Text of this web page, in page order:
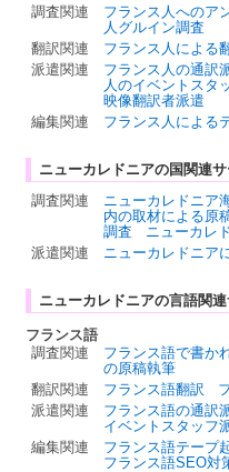
調査関連
フランス人へのア
人グルイン調査
翻訳関連
フランス人による
派遣関連
フランス人の通訳
人のイベントスタ
映像翻訳者派遣
編集関連
フランス人による
ニューカレドニアの国関連
調査関連
ニューカレドニア
内の取材による原
調査
ニューカレ
派遣関連
ニューカレドニア
ニューカレドニアの言語関
フランス語
調査関連
フランス語で書か
の原稿執筆
翻訳関連
フランス語翻訳
派遣関連
フランス語の通訳
イベントスタッフ
編集関連
フランス語テープ
フランス語SEO対